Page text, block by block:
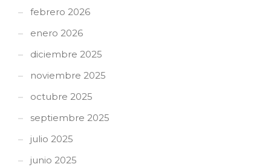
febrero 2026
enero 2026
diciembre 2025
noviembre 2025
octubre 2025
septiembre 2025
julio 2025
junio 2025